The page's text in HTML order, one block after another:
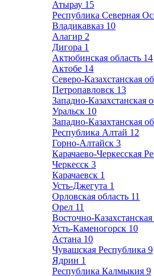
Атырау 15
Республика Северная
Владикавказ 10
Алагир 2
Дигора 1
Актюбинская область 14
Актобе 14
Северо-Казахстанская
Петропавловск 13
Западно-Казахстанская
Уральск 10
Западно-Казахтанская
Республика Алтай 12
Горно-Алтайск 3
Карачаево-Черкесская
Черкесск 3
Карачаевск 1
Усть-Джегута 1
Орловская область 11
Орел 11
Восточно-Казахстанская
Усть-Каменогорск 10
Астана 10
Чувашская Республика 9
Ядрин 1
Республика Калмыкия 9